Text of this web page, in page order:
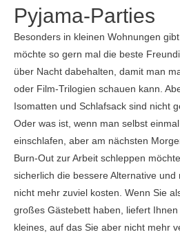
Pyjama-Parties
Besonders in kleinen Wohnungen
möchte so gern mal die beste
über Nacht dabehalten, damit man
oder Film-Trilogien schauen kann.
Isomatten und Schlafsack sind nicht
Oder was ist, wenn man selbst
einschlafen, aber am nächsten
Burn-Out zur Arbeit schleppen
sicherlich die bessere Alternative
nicht mehr zuviel kosten. Wenn Sie
großes Gästebett haben, liefert
kleines, auf das Sie aber nicht mehr